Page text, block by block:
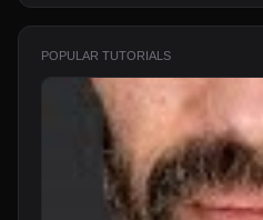
POPULAR TUTORIALS